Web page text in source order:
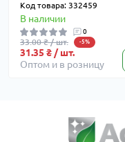
Код товара: 332459
В наличии
0
33.00 ₴ / шт. -5%
31.35 ₴ / шт.
Оптом и в розницу